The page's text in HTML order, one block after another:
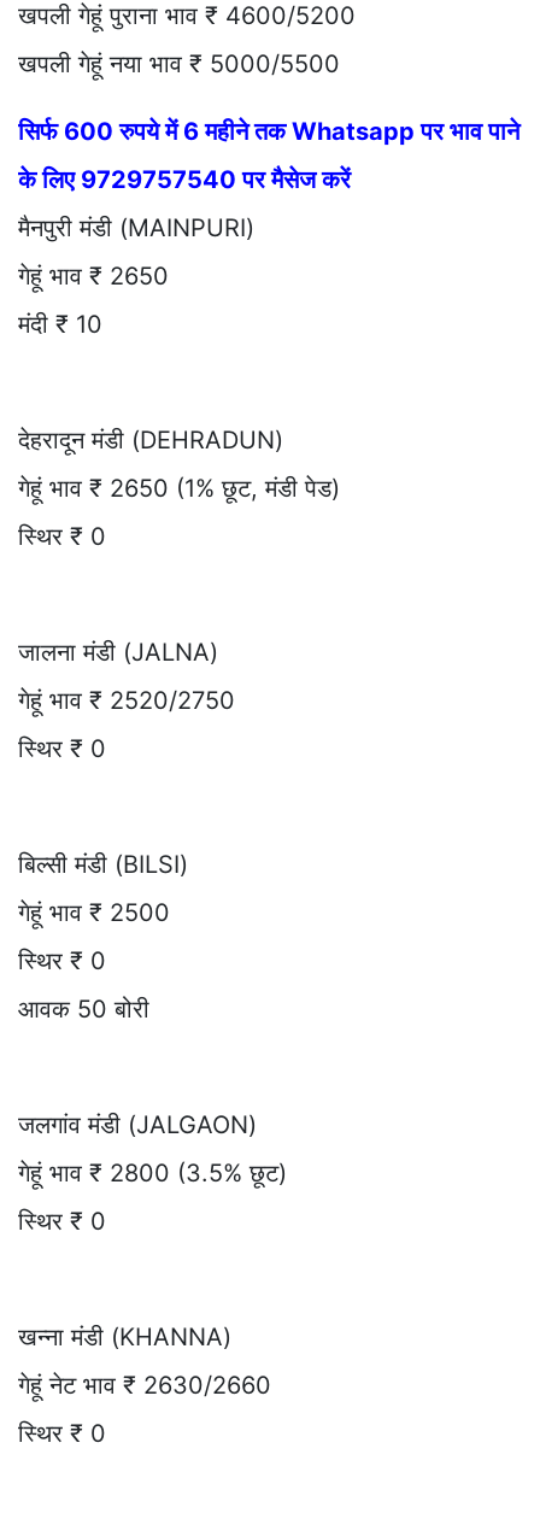
खपली गेहूं पुराना भाव ₹ 4600/5200
खपली गेहूं नया भाव ₹ 5000/5500
सिर्फ 600 रुपये में 6 महीने तक Whatsapp पर भाव पाने
के लिए 9729757540 पर मैसेज करें
मैनपुरी मंडी (MAINPURI)
गेहूं भाव ₹ 2650
मंदी ₹ 10
देहरादून मंडी (DEHRADUN)
गेहूं भाव ₹ 2650 (1% छूट, मंडी पेड)
स्थिर ₹ 0
जालना मंडी (JALNA)
गेहूं भाव ₹ 2520/2750
स्थिर ₹ 0
बिल्सी मंडी (BILSI)
गेहूं भाव ₹ 2500
स्थिर ₹ 0
आवक 50 बोरी
जलगांव मंडी (JALGAON)
गेहूं भाव ₹ 2800 (3.5% छूट)
स्थिर ₹ 0
खन्ना मंडी (KHANNA)
गेहूं नेट भाव ₹ 2630/2660
स्थिर ₹ 0